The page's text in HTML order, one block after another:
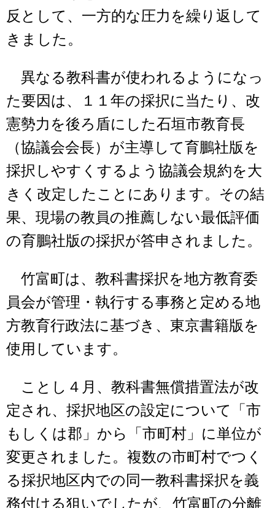
反として、一方的な圧力を繰り返して
きました。
異なる教科書が使われるようになっ
た要因は、１１年の採択に当たり、改
憲勢力を後ろ盾にした石垣市教育長
（協議会会長）が主導して育鵬社版を
採択しやすくするよう協議会規約を大
きく改定したことにあります。その結
果、現場の教員の推薦しない最低評価
の育鵬社版の採択が答申されました。
竹富町は、教科書採択を地方教育委
員会が管理・執行する事務と定める地
方教育行政法に基づき、東京書籍版を
使用しています。
ことし４月、教科書無償措置法が改
定され、採択地区の設定について「市
もしくは郡」から「市町村」に単位が
変更されました。複数の市町村でつく
る採択地区内での同一教科書採択を義
務付ける狙いでしたが、竹富町の分離